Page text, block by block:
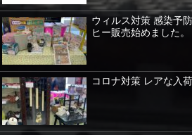
ウィルス対策 感染予
ヒー販売始めました。
コロナ対策 レアな入